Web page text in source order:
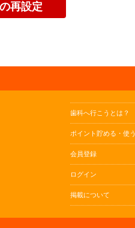
歯科へ行こうとは？
ポイント貯める・使う
会員登録
ログイン
掲載について